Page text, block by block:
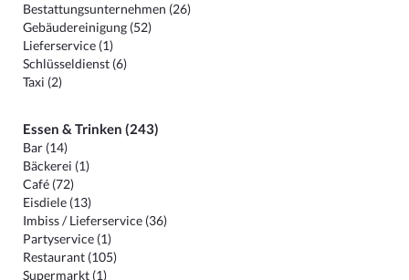
Bestattungsunternehmen (26)
Gebäudereinigung (52)
Lieferservice (1)
Schlüsseldienst (6)
Taxi (2)
Essen & Trinken (243)
Bar (14)
Bäckerei (1)
Café (72)
Eisdiele (13)
Imbiss / Lieferservice (36)
Partyservice (1)
Restaurant (105)
Supermarkt (1)